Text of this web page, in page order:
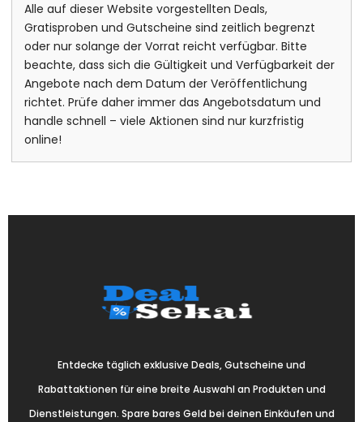
Alle auf dieser Website vorgestellten Deals,
Gratisproben und Gutscheine sind zeitlich begrenzt
oder nur solange der Vorrat reicht verfügbar. Bitte
beachte, dass sich die Gültigkeit und Verfügbarkeit der
Angebote nach dem Datum der Veröffentlichung
richtet. Prüfe daher immer das Angebotsdatum und
handle schnell – viele Aktionen sind nur kurzfristig
online!
Entdecke täglich exklusive Deals, Gutscheine und
Rabattaktionen für eine breite Auswahl an Produkten und
Dienstleistungen. Spare bares Geld bei deinen Einkäufen und